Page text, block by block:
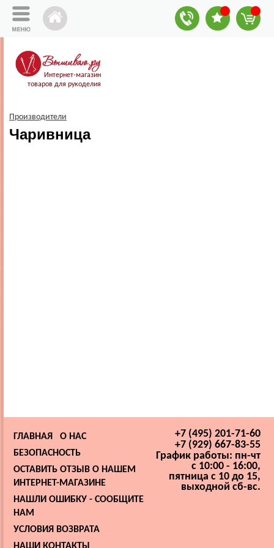
Интернет-магазин
товаров для рукоделия
Производители
Чаривница
+7 (495) 201-71-60
+7 (929) 667-83-55
График работы: пн-чт
с 10:00 - 16:00,
пятница с 10 до 15,
выходной сб-вс.
ГЛАВНАЯ
О НАС
БЕЗОПАСНОСТЬ
ОСТАВИТЬ ОТЗЫВ О НАШЕМ
ИНТЕРНЕТ-МАГАЗИНЕ
НАШЛИ ОШИБКУ - СООБЩИТЕ
НАМ
УСЛОВИЯ ВОЗВРАТА